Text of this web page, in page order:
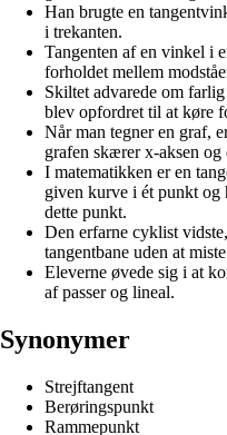
Han brugte en
i trekanten.
Tangenten af en vinkel i
forholdet mellem
Skiltet advarede om
blev opfordret til at køre
Når man tegner en graf,
grafen skærer x-aksen og
I matematikken er en
given kurve i ét punkt og
dette punkt.
Den erfarne cyklist
tangentbane uden at
Eleverne øvede sig i at
af passer og lineal.
Synonymer
Strejftangent
Berøringspunkt
Rammepunkt